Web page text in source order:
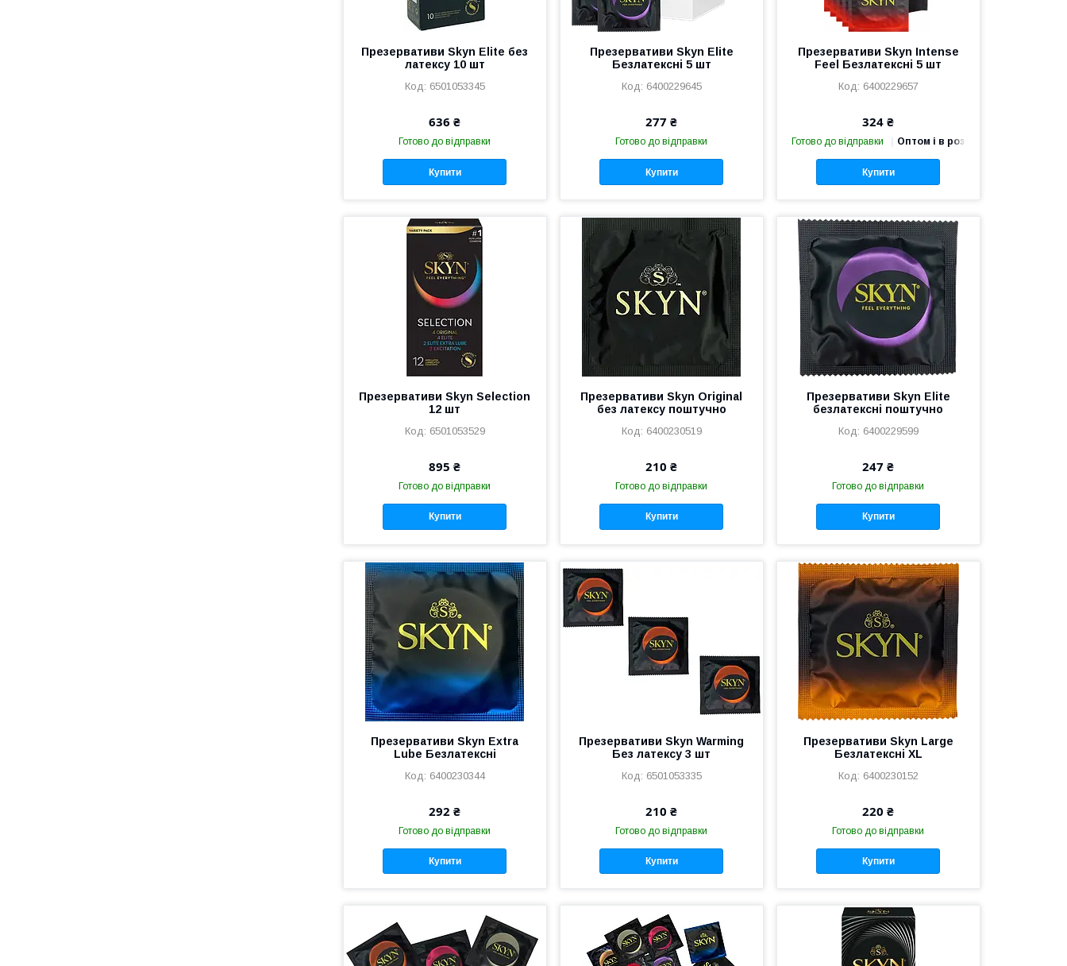
Презервативи Skyn Elite без
латексу 10 шт
6501053345
636 ₴
Готово до відправки
Купити
Презервативи Skyn Elite
Безлатексні 5 шт
6400229645
277 ₴
Готово до відправки
Купити
Презервативи Skyn Intense
Feel Безлатексні 5 шт
6400229657
324 ₴
Готово до відправки Оптом і в роздріб
Купити
Презервативи Skyn Selection
12 шт
6501053529
895 ₴
Готово до відправки
Купити
Презервативи Skyn Original
без латексу поштучно
6400230519
210 ₴
Готово до відправки
Купити
Презервативи Skyn Elite
безлатексні поштучно
6400229599
247 ₴
Готово до відправки
Купити
Презервативи Skyn Extra
Lube Безлатексні
6400230344
292 ₴
Готово до відправки
Купити
Презервативи Skyn Warming
Без латексу 3 шт
6501053335
210 ₴
Готово до відправки
Купити
Презервативи Skyn Large
Безлатексні XL
6400230152
220 ₴
Готово до відправки
Купити